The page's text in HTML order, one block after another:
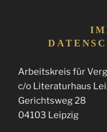
Arbeitskreis für
c/o Literaturhaus
Gerichtsweg 28
04103 Leipzig